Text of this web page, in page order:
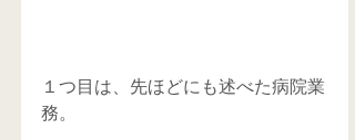
１つ目は、先ほどにも述べた病院業
務。